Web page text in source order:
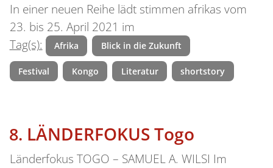
In einer neuen Reihe lädt stimmen afrikas vom
23. bis 25. April 2021 im
Tag(s):
Afrika Blick in die Zukunft
Festival Kongo Literatur shortstory
LÄNDERFOKUS Togo
Länderfokus TOGO – SAMUEL A. WILSI Im